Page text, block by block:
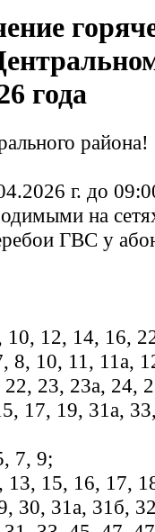
года
района!
г. до
на
ГВС у
12, 14, 16,
8, 10, 11, 11а,
23, 23а, 24,
17, 19, 31а,
7, 9;
15, 16, 17,
30, 31а, 31б,